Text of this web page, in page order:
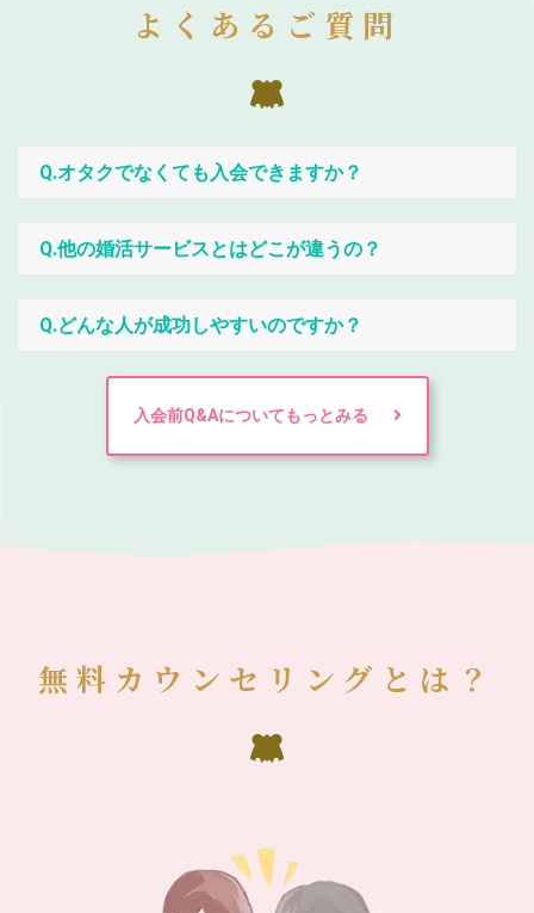
よくあるご質問
Q.オタクでなくても入会できますか？
Q.他の婚活サービスとはどこが違うの？
Q.どんな人が成功しやすいのですか？
入会前Q&Aについてもっとみる
無料カウンセリングとは？